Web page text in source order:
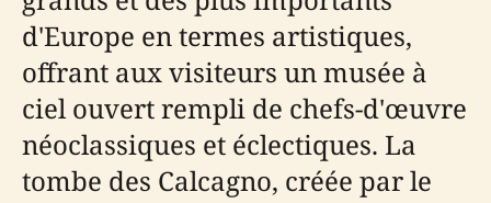
d'Europe en termes artistiques,
offrant aux visiteurs un musée à
ciel ouvert rempli de chefs-d'œuvre
néoclassiques et éclectiques. La
tombe des Calcagno, créée par le